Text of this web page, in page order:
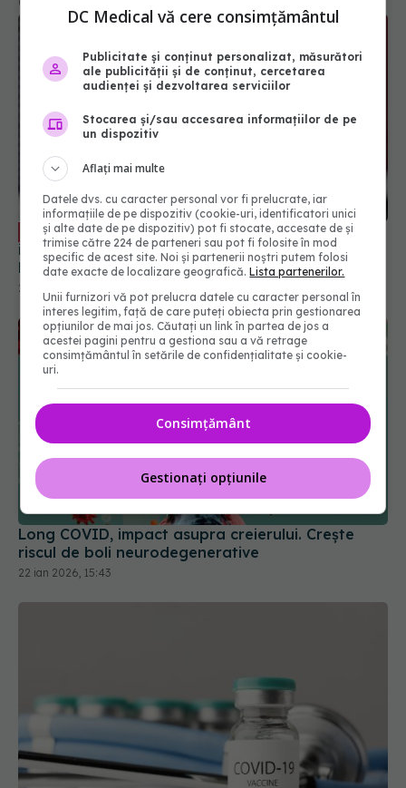
EXCLUSIV Medicamentul banal pentru răceli sau
infecții, nociv pentru sănătate. Anca Crupariu:
Efect dramatic
21 noi 2023, 18:11
Long COVID, impact asupra creierului. Crește
riscul de boli neurodegenerative
22 ian 2026, 15:43
FDA aprobă vaccinul Novavax COVID, dar doar
pentru unii. Cine poate beneficia de el
DC Medical vă cere consimțământul
Publicitate și conținut personalizat, măsurători
ale publicității și de conținut, cercetarea
audienței și dezvoltarea serviciilor
Stocarea și/sau accesarea informațiilor de pe
un dispozitiv
Aflați mai multe
Datele dvs. cu caracter personal vor fi prelucrate, iar
informațiile de pe dispozitiv (cookie-uri, identificatori unici
și alte date de pe dispozitiv) pot fi stocate, accesate de și
trimise către 224 de parteneri sau pot fi folosite în mod
specific de acest site. Noi și partenerii noștri putem folosi
date exacte de localizare geografică.Lista partenerilor.
Unii furnizori vă pot prelucra datele cu caracter personal în
interes legitim, față de care puteți obiecta prin gestionarea
opțiunilor de mai jos. Căutați un link în partea de jos a
acestei pagini pentru a gestiona sau a vă retrage
consimțământul în setările de confidențialitate și cookie-
uri.
Consimțământ
Gestionați opțiunile